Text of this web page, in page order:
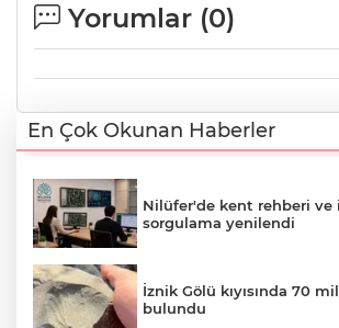
Yorumlar (0)
En Çok Okunan Haberler
Nilüfer'de kent rehberi ve
sorgulama yenilendi
İznik Gölü kıyısında 70
bulundu